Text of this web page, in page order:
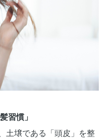
習慣」
土壌である「頭皮」を整